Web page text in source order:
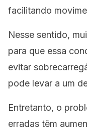
facilitando
Nesse sentido,
para que essa
evitar
pode levar a um
Entretanto, o
erradas têm